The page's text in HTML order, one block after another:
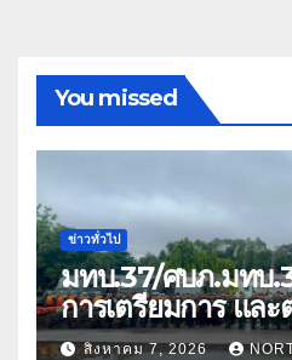
You missed
ข่าวทั่วไป
มทบ.37/ศบภ.มทบ
การเตรียมการ แล
ด้านการบรรเทาสา
สิงหาคม 7, 2026